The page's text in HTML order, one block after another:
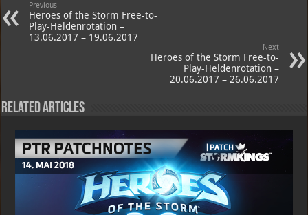
Previous
Heroes of the Storm Free-to-
Play-Heldenrotation –
13.06.2017 – 19.06.2017
Next
Heroes of the Storm Free-to-
Play-Heldenrotation –
20.06.2017 – 26.06.2017
Related Articles